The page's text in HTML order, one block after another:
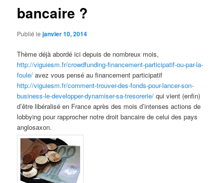
bancaire ?
Publié lejanvier 10, 2014
Thème déjà abordé ici depuis de nombreux mois,
http://viguiesm.fr/crowdfunding-financement-participatif-ou-par-la-
foule/ avez vous pensé au financement participatif
http://viguiesm.fr/comment-trouver-des-fonds-pour-lancer-son-
business-le-developper-dynamiser-sa-tresorerie/ qui vient (enfin)
d’être libéralisé en France après des mois d’intenses actions de
lobbying pour rapprocher notre droit bancaire de celui des pays
anglosaxon.